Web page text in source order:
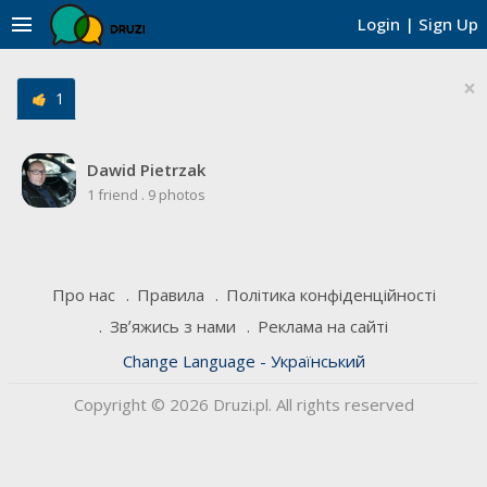
Login | Sign Up
menu
1 ×
Dawid Pietrzak
1 friend . 9 photos
Про нас Правила
Політика конфіденційності
Звʼяжись з нами
Реклама на сайті
Change Language - Український
Copyright © 2026 Druzi.pl. All rights reserved